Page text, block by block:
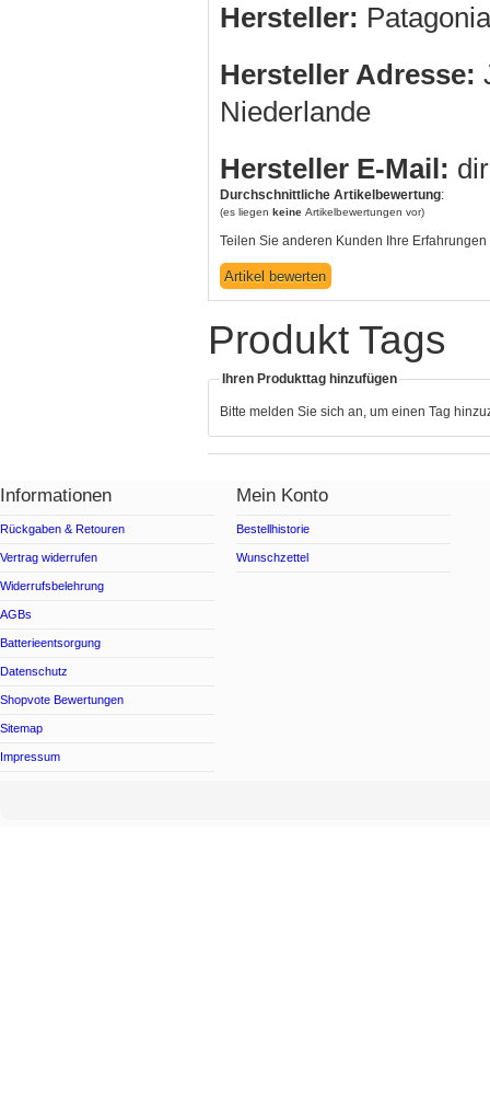
Hersteller:
Hersteller Adresse:
Niederlande
Hersteller E-Mail:
Durchschnittliche Artikelbewertung:
(es liegen keine Artikelbewertungen vor)
Teilen Sie anderen Kunden Ihre Erfahrungen
Produkt Tags
Ihren Produkttag hinzufügen
Bitte melden Sie sich an, um einen Tag
Informationen
Rückgaben & Retouren
Vertrag widerrufen
Widerrufsbelehrung
AGBs
Batterieentsorgung
Datenschutz
Shopvote Bewertungen
Sitemap
Impressum
Mein Konto
Bestellhistorie
Wunschzettel